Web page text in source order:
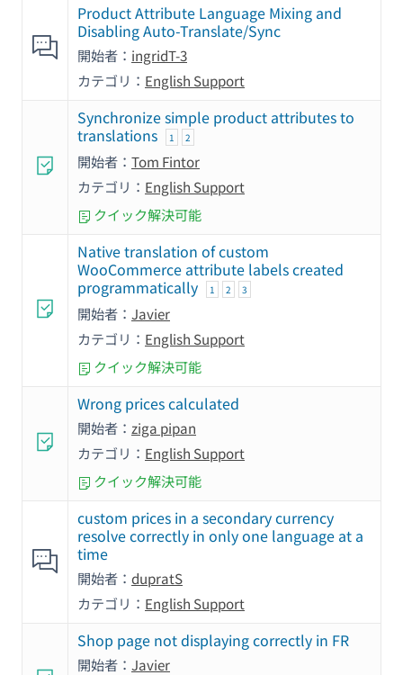
Product Attribute Language Mixing and
Disabling Auto-Translate/Sync
開始者： ingridT-3
カテゴリ： English Support
Synchronize simple product attributes to
translations
1 2
開始者： Tom Fintor
カテゴリ： English Support
クイック解決可能
Native translation of custom
WooCommerce attribute labels created
programmatically
1 2 3
開始者： Javier
カテゴリ： English Support
クイック解決可能
Wrong prices calculated
開始者： ziga pipan
カテゴリ： English Support
クイック解決可能
custom prices in a secondary currency
resolve correctly in only one language at a
time
開始者： dupratS
カテゴリ： English Support
Shop page not displaying correctly in FR
開始者： Javier